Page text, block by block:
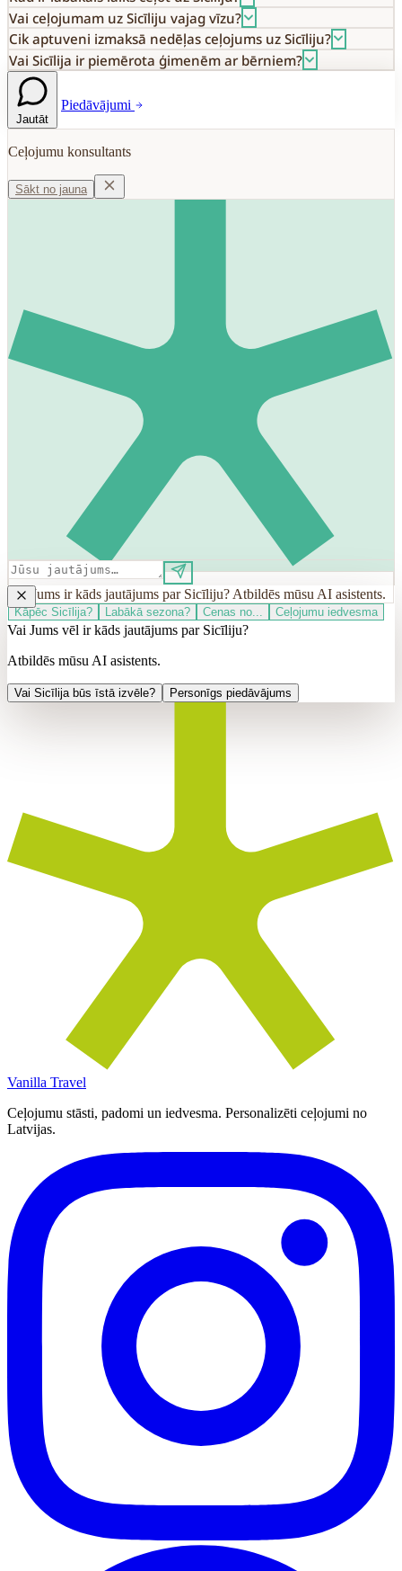
Vai ceļojumam uz Sicīliju vajag vīzu?
Cik aptuveni izmaksā nedēļas ceļojums uz Sicīliju?
Vai Sicīlija ir piemērota ģimenēm ar bērniem?
Jautāt
Piedāvājumi
Ceļojumu konsultants
Sākt no jauna
Vai Jums ir kāds jautājums par Sicīliju? Atbildēs mūsu AI asistents.
Kāpēc Sicīlija? Labākā sezona? Cenas no... Ceļojumu iedvesma
Vai Jums vēl ir kāds jautājums par Sicīliju?
Atbildēs mūsu AI asistents.
Vai Sicīlija būs īstā izvēle? Personīgs piedāvājums
Vanilla Travel
Ceļojumu stāsti, padomi un iedvesma. Personalizēti ceļojumi no
Latvijas.